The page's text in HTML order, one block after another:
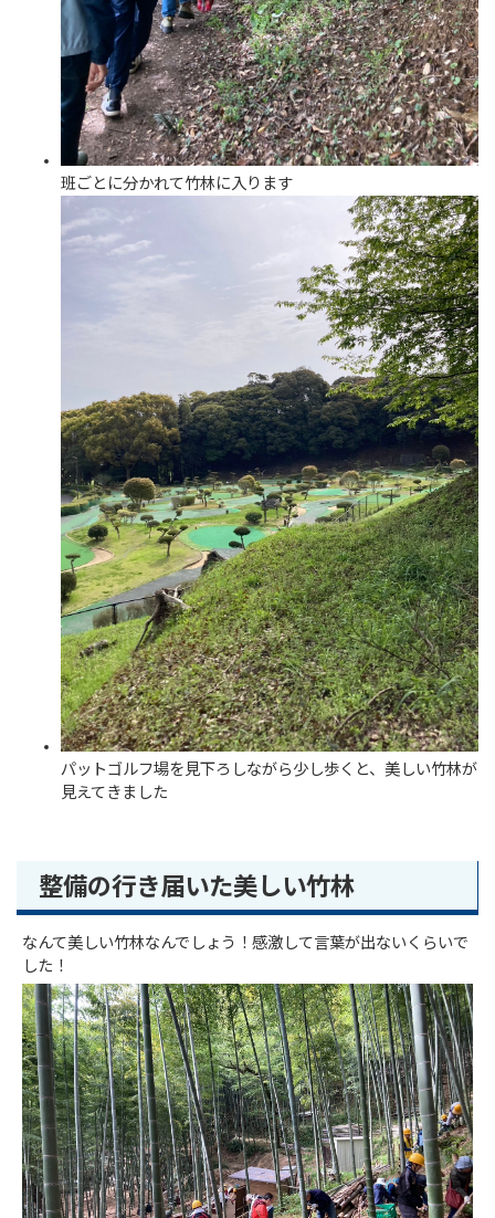
班ごとに分かれて竹林に入ります
パットゴルフ場を見下ろしながら少し歩くと、美しい竹林が
見えてきました
整備の行き届いた美しい竹林
なんて美しい竹林なんでしょう！感激して言葉が出ないくらいで
した！